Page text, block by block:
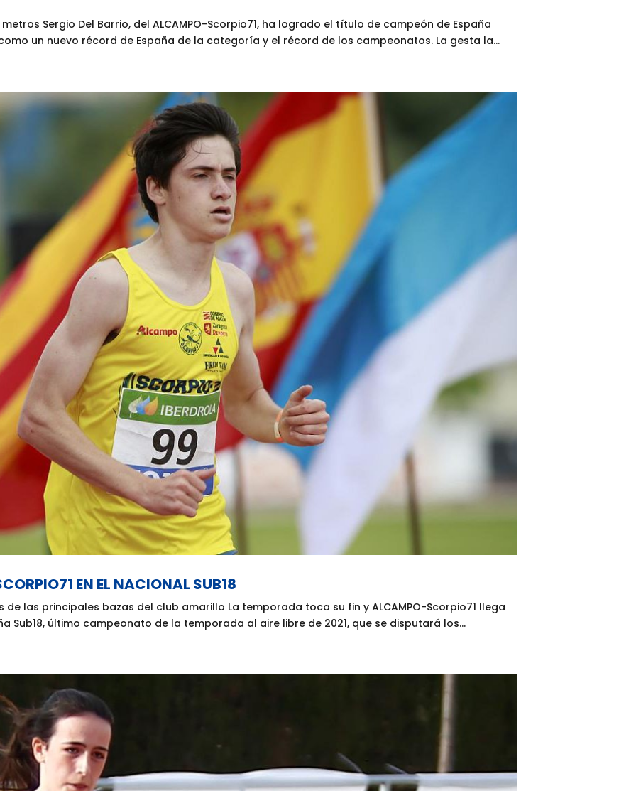
Sergio Del Barrio, del ALCAMPO-Scorpio71, ha logrado el título de campeón de España
un nuevo récord de España de la categoría y el récord de los campeonatos. La gesta la...
EN EL NACIONAL SUB18
de las principales bazas del club amarillo La temporada toca su fin y ALCAMPO-Scorpio71 llega
Sub18, último campeonato de la temporada al aire libre de 2021, que se disputará los...